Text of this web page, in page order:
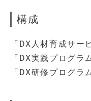
構成
「DX人材育成サー
「DX実践プログラ
「DX研修プログラ